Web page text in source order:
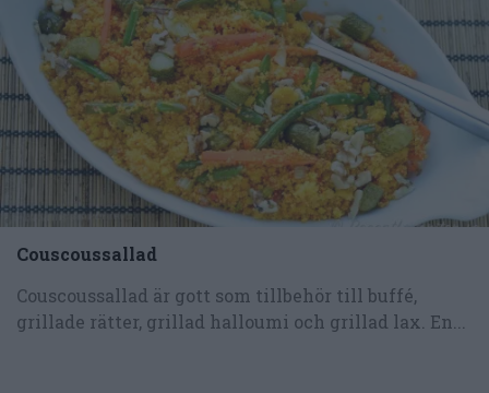
Couscoussallad
Couscoussallad är gott som tillbehör till buffé,
grillade rätter, grillad halloumi och grillad lax. En...